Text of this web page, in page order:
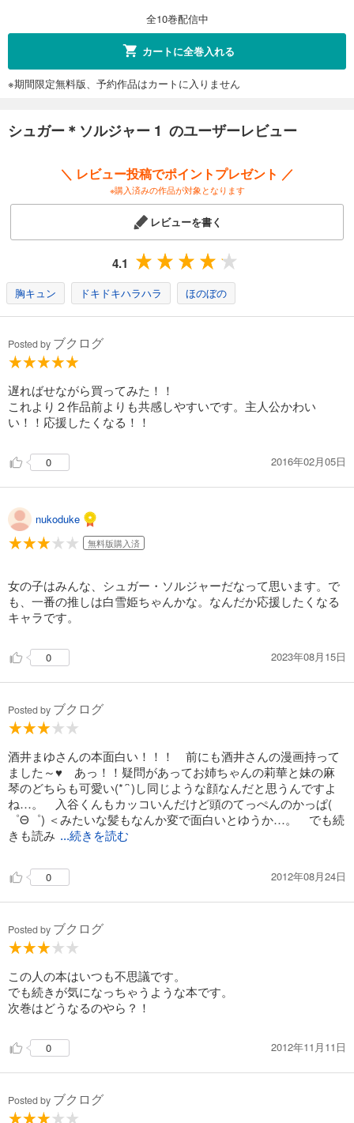
全10巻配信中
カートに全巻入れる
※期間限定無料版、予約作品はカートに入りません
シュガー＊ソルジャー 1 のユーザーレビュー
＼ レビュー投稿でポイントプレゼント ／
※購入済みの作品が対象となります
レビューを書く
4.1
胸キュン ドキドキハラハラ ほのぼの
Posted by ブクログ
遅ればせながら買ってみた！！
これより２作品前よりも共感しやすいです。主人公かわい
い！！応援したくなる！！
0 2016年02月05日
nukoduke
無料版購入済
女の子はみんな、シュガー・ソルジャーだなって思います。で
も、一番の推しは白雪姫ちゃんかな。なんだか応援したくなる
キャラです。
0 2023年08月15日
Posted by ブクログ
酒井まゆさんの本面白い！！！ 前にも酒井さんの漫画持って
ました～♥ あっ！！疑問があってお姉ちゃんの莉華と妹の麻
琴のどちらも可愛い(*´`)し同じような顔なんだと思うんですよ
ね…。 入谷くんもカッコいんだけど頭のてっぺんのかっぱ(
゜Θ゜) ＜みたいな髪もなんか変で面白いとゆうか…。 でも続
きも読み ...続きを読む
0 2012年08月24日
Posted by ブクログ
この人の本はいつも不思議です。
でも続きが気になっちゃうような本です。
次巻はどうなるのやら？！
0 2012年11月11日
Posted by ブクログ